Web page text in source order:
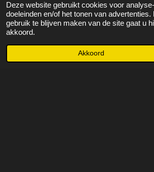
Deze website gebruikt cookies voor analyse-
doeleinden en/of het tonen van advertenties.
gebruik te blijven maken van de site gaat u
akkoord.
Akkoord